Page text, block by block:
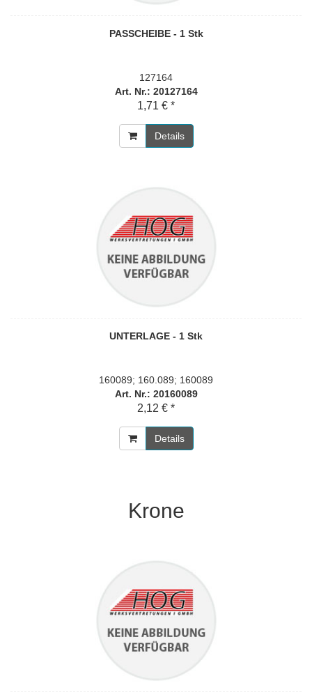
PASSCHEIBE - 1 Stk
127164
Art. Nr.: 20127164
1,71 € *
Details
UNTERLAGE - 1 Stk
160089; 160.089; 160089
Art. Nr.: 20160089
2,12 € *
Details
Krone